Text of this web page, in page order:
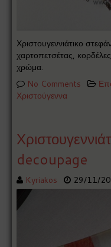
Χριστουγεννιάτικο
χαρτοπετσέτας,
χρώμα.
No Comments
Χριστούγεννα
decoupage
Kyriakos 29/11/